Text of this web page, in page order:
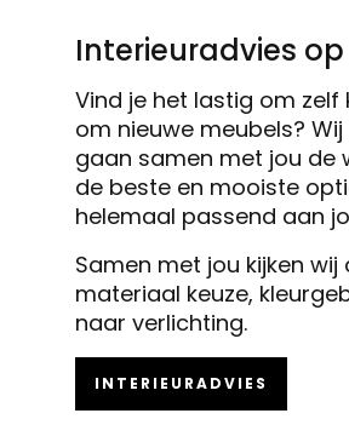
Interieuradvies
Vind je het lastig om
om nieuwe meubels?
gaan samen met jou de
de beste en mooiste
helemaal passend aan
Samen met jou kijken
materiaal keuze,
naar verlichting.
INTERIEURADVIES